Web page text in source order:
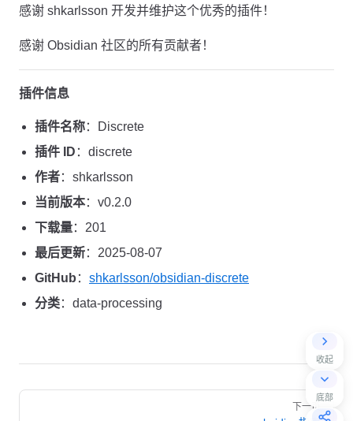
收起
底部
感谢 shkarlsson 开发并维护这个优秀的插件！
感谢 Obsidian 社区的所有贡献者！
插件信息
插件名称：Discrete
插件 ID ：discrete
作者：shkarlsson
当前版本：v0.2.0
下载量：201
最后更新：2025-08-07
GitHub ： shkarlsson/obsidian-discrete
分类：data-processing
Pager
下一页